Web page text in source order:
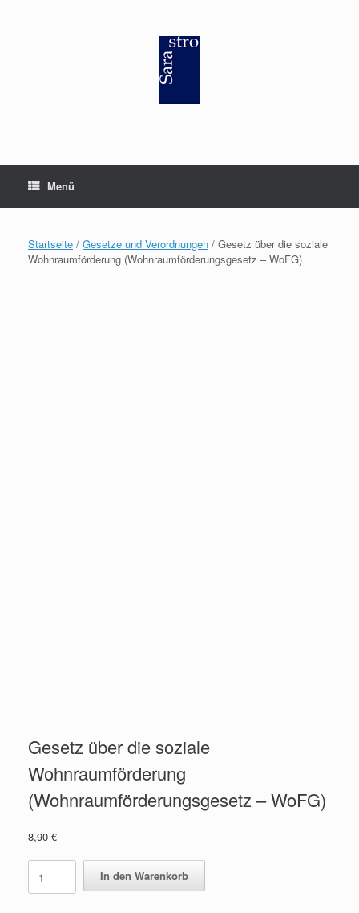
Menü
Startseite / Gesetze und Verordnungen / Gesetz über die soziale
Wohnraumförderung (Wohnraumförderungsgesetz – WoFG)
Gesetz über die soziale
Wohnraumförderung
(Wohnraumförderungsgesetz – WoFG)
8,90 €
Gesetz
über
die
In den Warenkorb